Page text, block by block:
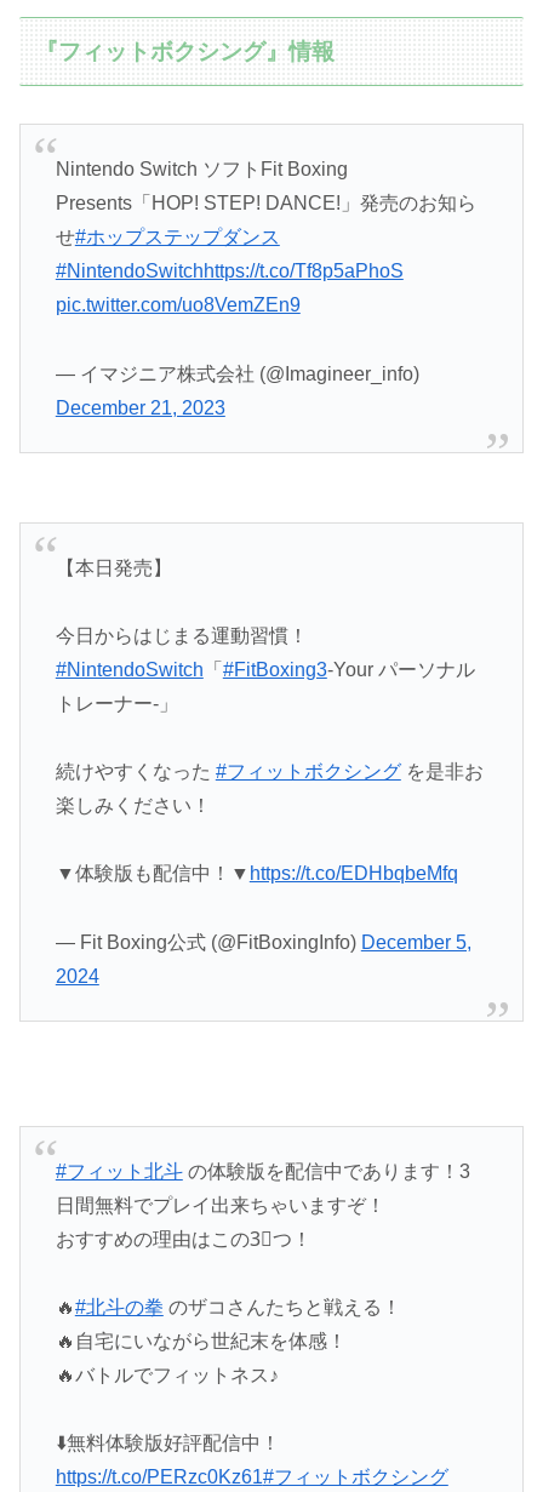
『フィットボクシング』情報
Nintendo Switch ソフトFit Boxing
Presents「HOP! STEP! DANCE!」発売のお知ら
せ#ホップステップダンス
#NintendoSwitchhttps://t.co/Tf8p5aPhoS
pic.twitter.com/uo8VemZEn9
— イマジニア株式会社 (@Imagineer_info)
December 21, 2023
【本日発売】
今日からはじまる運動習慣！
#NintendoSwitch 「 #FitBoxing3-Your パーソナル
トレーナー‐」
続けやすくなった #フィットボクシングを是非お
楽しみください！
▼体験版も配信中！▼ https://t.co/EDHbqbeMfq
— Fit Boxing公式 (@FitBoxingInfo) December 5,
2024
#フィット北斗の体験版を配信中であります！3
日間無料でプレイ出来ちゃいますぞ！
おすすめの理由はこの3⃣つ！
🔥#北斗の拳 のザコさんたちと戦える！
🔥自宅にいながら世紀末を体感！
🔥バトルでフィットネス♪
⬇️無料体験版好評配信中！
https://t.co/PERzc0Kz61#フィットボクシング